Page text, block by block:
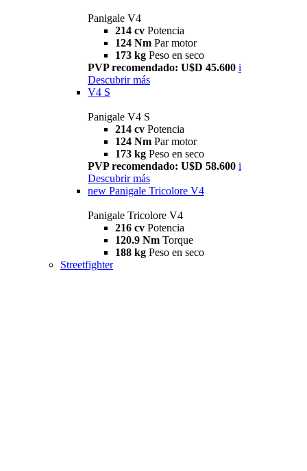
Panigale V4
214 cv Potencia
124 Nm Par motor
173 kg Peso en seco
PVP recomendado: U$D 45.600 i
Descubrir más
V4 S
Panigale V4 S
214 cv Potencia
124 Nm Par motor
173 kg Peso en seco
PVP recomendado: U$D 58.600 i
Descubrir más
new Panigale Tricolore V4
Panigale Tricolore V4
216 cv Potencia
120.9 Nm Torque
188 kg Peso en seco
Streetfighter